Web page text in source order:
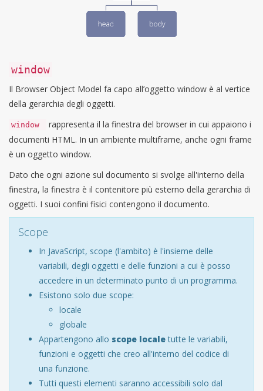
window
Il Browser Object Model fa capo all’oggetto window è al vertice
della gerarchia degli oggetti.
window
rappresenta il la finestra del browser in cui appaiono i
documenti HTML. In un ambiente multiframe, anche ogni frame
è un oggetto window.
Dato che ogni azione sul documento si svolge all'interno della
finestra, la finestra è il contenitore più esterno della gerarchia di
oggetti. I suoi confini fisici contengono il documento.
Scope
In JavaScript, scope (l'ambito) è l'insieme delle
variabili, degli oggetti e delle funzioni a cui è posso
accedere in un determinato punto di un programma.
Esistono solo due scope:
locale
globale
Appartengono allo scope localetutte le variabili,
funzioni e oggetti che creo all'interno del codice di
una funzione.
Tutti questi elementi saranno accessibili solo dal